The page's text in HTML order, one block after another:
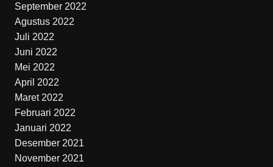
September 2022
Agustus 2022
Juli 2022
Juni 2022
Mei 2022
April 2022
Maret 2022
Februari 2022
Januari 2022
Desember 2021
November 2021